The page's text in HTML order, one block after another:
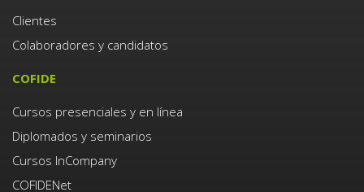
Clientes
Colaboradores y candidatos
COFIDE
Cursos presenciales y en línea
Diplomados y seminarios
Cursos InCompany
COFIDENet